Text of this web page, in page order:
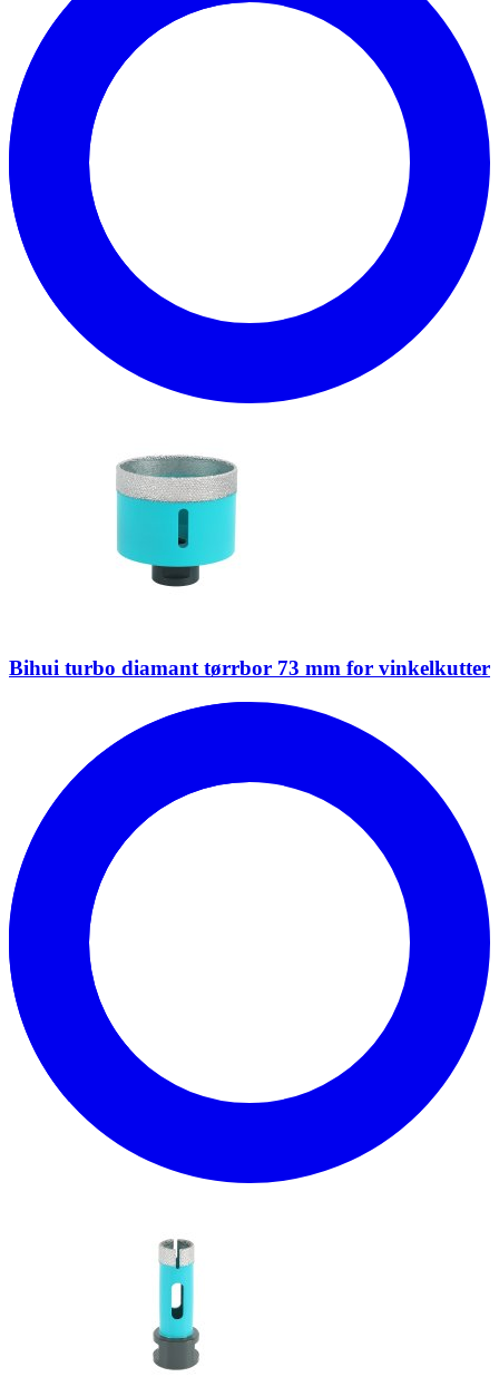
Bihui turbo diamant tørrbor 73 mm for vinkelkutter